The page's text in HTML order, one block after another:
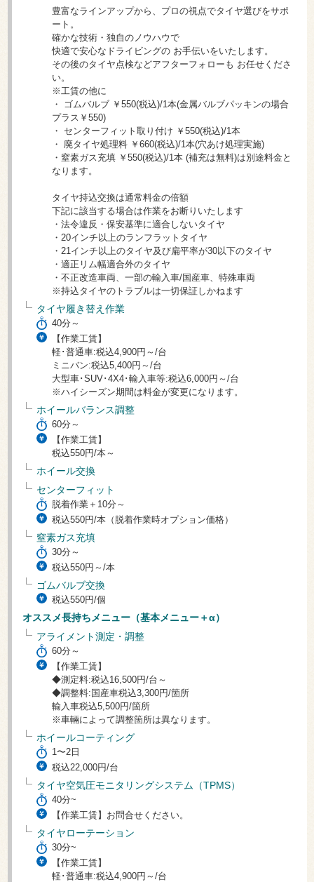
豊富なラインアップから、プロの視点でタイヤ選びをサポ
ート。
確かな技術・独自のノウハウで
快適で安心なドライビングの お手伝いをいたします。
その後のタイヤ点検などアフターフォローも お任せくださ
い。
※工賃の他に
・ ゴムバルブ ￥550(税込)/1本(金属バルブパッキンの場合
プラス￥550)
・ センターフィット取り付け ￥550(税込)/1本
・ 廃タイヤ処理料 ￥660(税込)/1本(穴あけ処理実施)
・窒素ガス充填 ￥550(税込)/1本 (補充は無料)は別途料金と
なります。
タイヤ持込交換は通常料金の倍額
下記に該当する場合は作業をお断りいたします
・法令違反・保安基準に適合しないタイヤ
・20インチ以上のランフラットタイヤ
・21インチ以上のタイヤ及び扁平率が30以下のタイヤ
・適正リム幅適合外のタイヤ
・不正改造車両、一部の輸入車/国産車、特殊車両
※持込タイヤのトラブルは一切保証しかねます
タイヤ履き替え作業
40分～
【作業工賃】
軽･普通車:税込4,900円～/台
ミニバン:税込5,400円～/台
大型車･SUV･4X4･輸入車等:税込6,000円～/台
※ハイシーズン期間は料金が変更になります。
ホイールバランス調整
60分～
【作業工賃】
税込550円/本～
ホイール交換
センターフィット
脱着作業＋10分～
税込550円/本（脱着作業時オプション価格）
窒素ガス充填
30分～
税込550円～/本
ゴムバルブ交換
税込550円/個
オススメ長持ちメニュー（基本メニュー＋α）
アライメント測定・調整
60分～
【作業工賃】
◆測定料:税込16,500円/台～
◆調整料:国産車税込3,300円/箇所
輸入車税込5,500円/箇所
※車輛によって調整箇所は異なります。
ホイールコーティング
1〜2日
税込22,000円/台
タイヤ空気圧モニタリングシステム（TPMS）
40分~
【作業工賃】お問合せください。
タイヤローテーション
30分~
【作業工賃】
軽･普通車:税込4,900円～/台